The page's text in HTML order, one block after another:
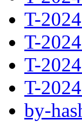
T-
T-
T-
T-
by-